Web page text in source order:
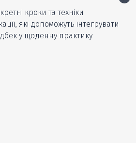
кроки та техніки
які допоможуть інтегрувати
у щоденну практику